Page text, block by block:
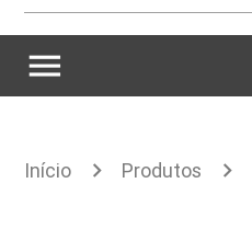
menu
Início Produtos